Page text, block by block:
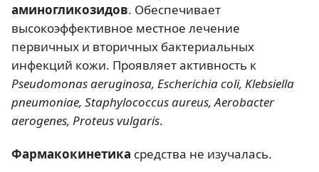
аминогликозидов. Обеспечивает
высокоэффективное местное лечение
первичных и вторичных бактериальных
инфекций кожи. Проявляет активность к
Pseudomonas aeruginosa, Escherichia coli, Klebsiella
pneumoniae, Staphylococcus aureus, Aerobacter
aerogenes, Proteus vulgaris.
Фармакокинетика средства не изучалась.